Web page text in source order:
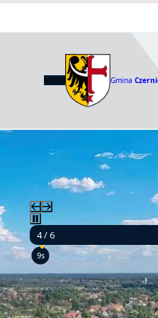
MENU Gmina
4 / 6
7s